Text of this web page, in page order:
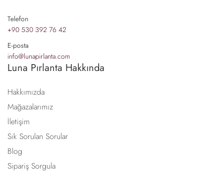
Telefon
+90 530 392 76 42
E-posta
info@lunapirlanta.com
Luna Pırlanta Hakkında
Hakkımızda
Mağazalarımız
İletişim
Sık Sorulan Sorular
Blog
Sipariş Sorgula